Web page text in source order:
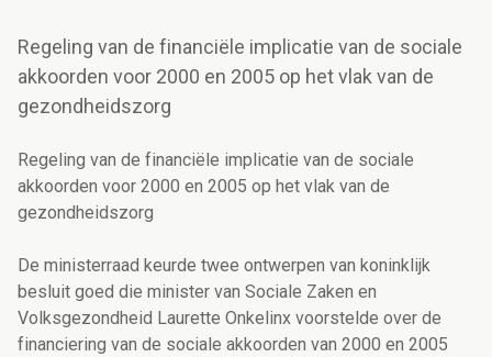
Regeling van de financiële implicatie van de sociale
akkoorden voor 2000 en 2005 op het vlak van de
gezondheidszorg
Regeling van de financiële implicatie van de sociale
akkoorden voor 2000 en 2005 op het vlak van de
gezondheidszorg
De ministerraad keurde twee ontwerpen van koninklijk
besluit goed die minister van Sociale Zaken en
Volksgezondheid Laurette Onkelinx voorstelde over de
financiering van de sociale akkoorden van 2000 en 2005